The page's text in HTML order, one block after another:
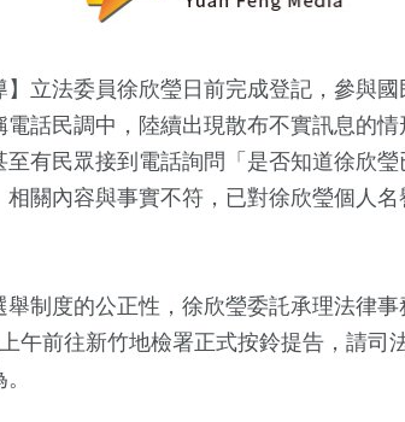
】立法委員徐欣瑩日前完成登記，參與國
話民調中，陸續出現散布不實訊息的
有民眾接到電話詢問「是否知道徐欣
關內容與事實不符，已對徐欣瑩個人
制度的公正性，徐欣瑩委託承理法律
午前往新竹地檢署正式按鈴提告，請司